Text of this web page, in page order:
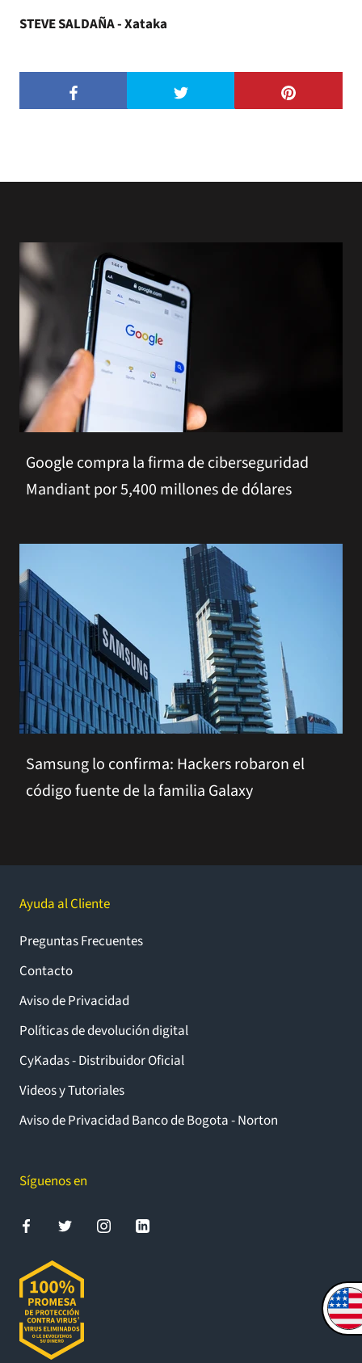
STEVE SALDAÑA - Xataka
Google compra la firma de ciberseguridad
Mandiant por 5,400 millones de dólares
Samsung lo confirma: Hackers robaron el
código fuente de la familia Galaxy
Ayuda al Cliente
Preguntas Frecuentes
Contacto
Aviso de Privacidad
Políticas de devolución digital
CyKadas - Distribuidor Oficial
Videos y Tutoriales
Aviso de Privacidad Banco de Bogota - Norton
Síguenos en